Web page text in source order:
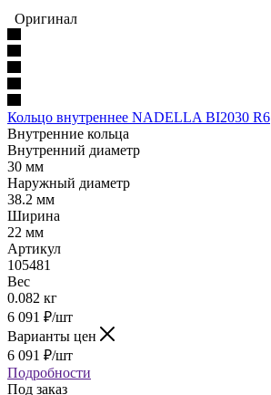
Оригинал
Кольцо внутреннее NADELLA BI2030 R6
Внутренние кольца
Внутренний диаметр
30 мм
Наружный диаметр
38.2 мм
Ширина
22 мм
Артикул
105481
Вес
0.082 кг
6 091 ₽/шт
Варианты цен
6 091 ₽/шт
Подробности
Под заказ